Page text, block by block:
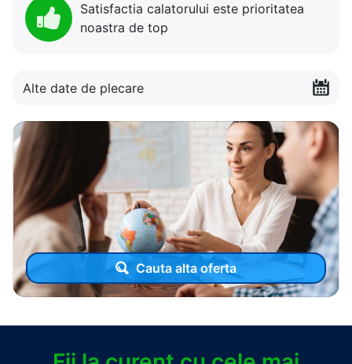
Satisfactia calatorului este prioritatea
noastra de top
Alte date de plecare
Cauta alta oferta